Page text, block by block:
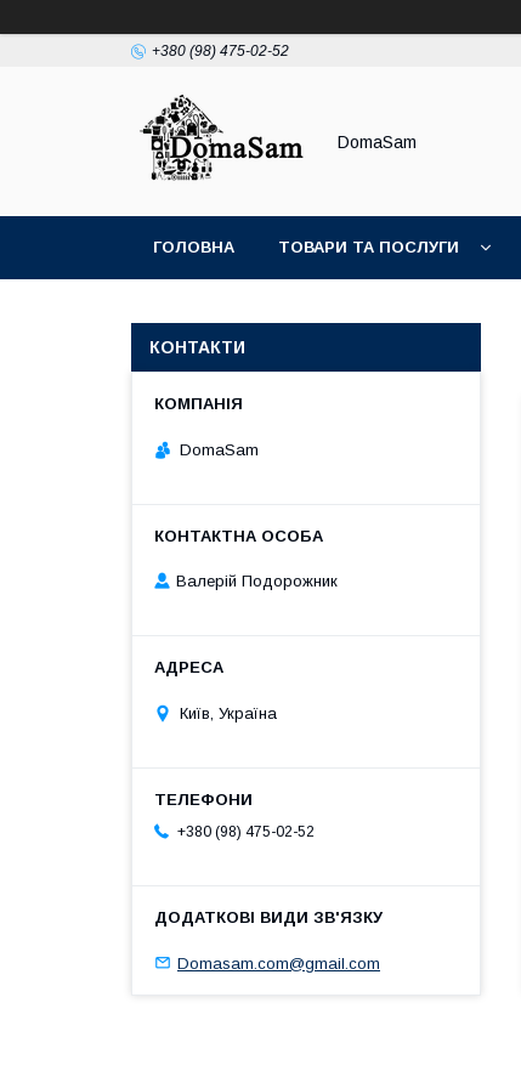
+380 (98) 475-02-52
DomaSam
ГОЛОВНА ТОВАРИ ТА ПОСЛУГИ
КОНТАКТИ
DomaSam
Валерій Подорожник
Київ, Україна
+380 (98) 475-02-52
Domasam.com@gmail.com